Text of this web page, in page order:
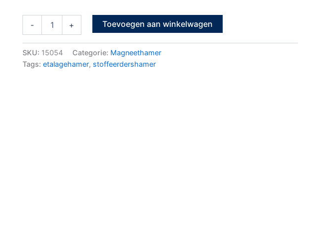
- + Toevoegen aan winkelwagen
SKU: 15054 Categorie: Magneethamer
Tags: etalagehamer, stoffeerdershamer